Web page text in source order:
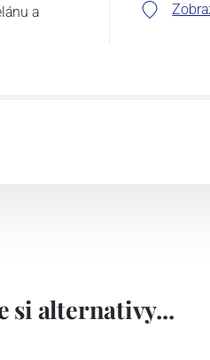
a
si alternativy...